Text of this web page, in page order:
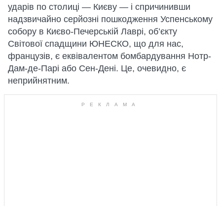
ударів по столиці — Києву — і спричинивши
надзвичайно серйозні пошкодження Успенському
собору в Києво-Печерській Лаврі, об’єкту
Світової спадщини ЮНЕСКО, що для нас,
французів, є еквівалентом бомбардування Нотр-
Дам-де-Парі або Сен-Дені. Це, очевидно, є
неприйнятним.